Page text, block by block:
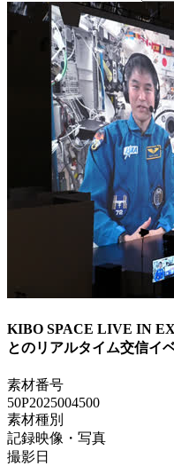
KIBO SPACE LIVE IN
とのリアルタイム交信イ
素材番号
50P2025004500
素材種別
記録映像・写真
撮影日